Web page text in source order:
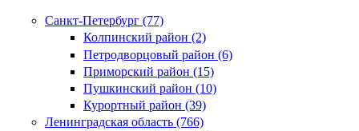
Санкт-Петербург (77)
Колпинский район (2)
Петродворцовый район (6)
Приморский район (15)
Пушкинский район (10)
Курортный район (39)
Ленинградская область (766)